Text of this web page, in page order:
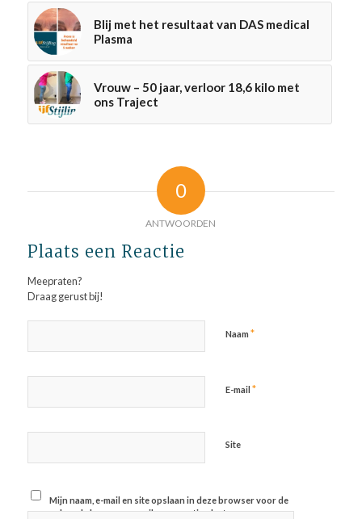
Blij met het resultaat van DAS medical
Plasma
Vrouw – 50 jaar, verloor 18,6 kilo met
ons Traject
0
ANTWOORDEN
Plaats een Reactie
Meepraten?
Draag gerust bij!
Naam *
E-mail *
Site
Mijn naam, e-mail en site opslaan in deze browser voor de
volgende keer wanneer ik een reactie plaats.